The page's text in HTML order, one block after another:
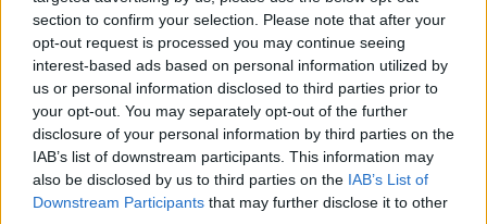
section to confirm your selection. Please note that after your
opt-out request is processed you may continue seeing
interest-based ads based on personal information utilized by
us or personal information disclosed to third parties prior to
your opt-out. You may separately opt-out of the further
disclosure of your personal information by third parties on the
IAB’s list of downstream participants. This information may
also be disclosed by us to third parties on the IAB’s List of
Downstream Participants that may further disclose it to other